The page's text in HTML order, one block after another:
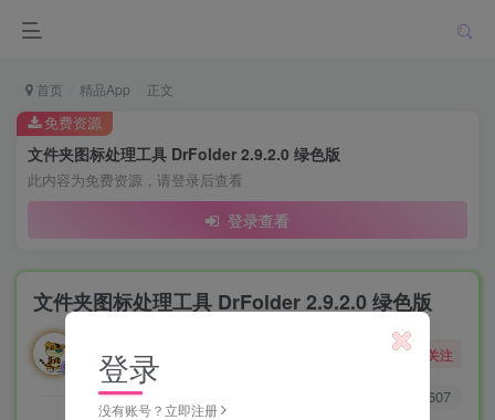
首页 精品App 正文
文件夹图标处理工具 DrFolder 2.9.2.0 绿色版
此内容为免费资源，请登录后查看
登录查看
免费资源
文件夹图标处理工具 DrFolder 2.9.2.0 绿色版
酒醒只在花前坐，酒醉还来花下眠。
关注
607
登录
没有账号？立即注册